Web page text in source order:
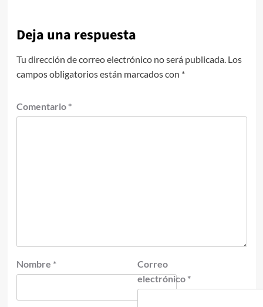
Deja una respuesta
Tu dirección de correo electrónico no será publicada. Los
campos obligatorios están marcados con *
Comentario *
Nombre *
Correo
electrónico *